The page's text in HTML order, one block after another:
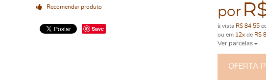
Recomendar produto
Save
por
à vista R$ 84,55
ou em 12xde R$
Ver parcelas
OFERTA